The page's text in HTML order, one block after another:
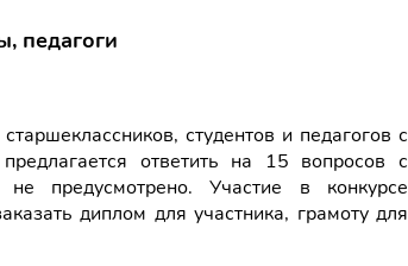
педагоги
студентов и педагогов с
ответить на 15 вопросов с
предусмотрено. Участие в конкурсе
диплом для участника, грамоту для